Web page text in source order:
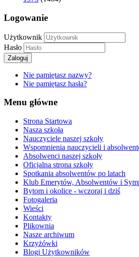
Logowanie
Użytkownik
Hasło
Zaloguj
Nie pamiętasz nazwy?
Nie pamiętasz hasła?
Menu główne
Strona Startowa
Nasza szkoła
Nauczyciele naszej szkoły
Wspomnienia nauczycieli i
Absolwenci naszej szkoły
Oficjalna strona szkoły
Spotkania absolwentów po latach
Klub Emerytów, Absolwentów i
Bytom i okolice - wczoraj i dziś
Fotogaleria
Wieści
Kontakty
Plikownia
Nasze archiwum
Krzyżówki
Blogi Użytkowników